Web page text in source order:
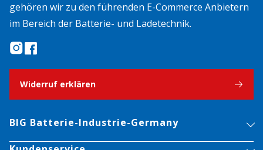
gehören wir zu den führenden E-Commerce Anbietern
im Bereich der Batterie- und Ladetechnik.
Widerruf erklären
BIG Batterie-Industrie-Germany